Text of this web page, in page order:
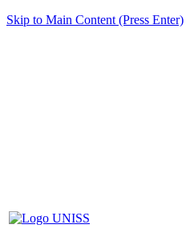
Skip to Main Content (Press Enter)